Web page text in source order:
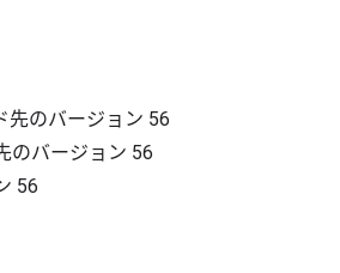
先のバージョン 56
のバージョン 56
56